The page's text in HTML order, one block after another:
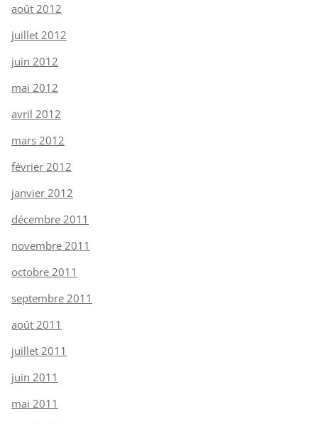
août 2012
juillet 2012
juin 2012
mai 2012
avril 2012
mars 2012
février 2012
janvier 2012
décembre 2011
novembre 2011
octobre 2011
septembre 2011
août 2011
juillet 2011
juin 2011
mai 2011